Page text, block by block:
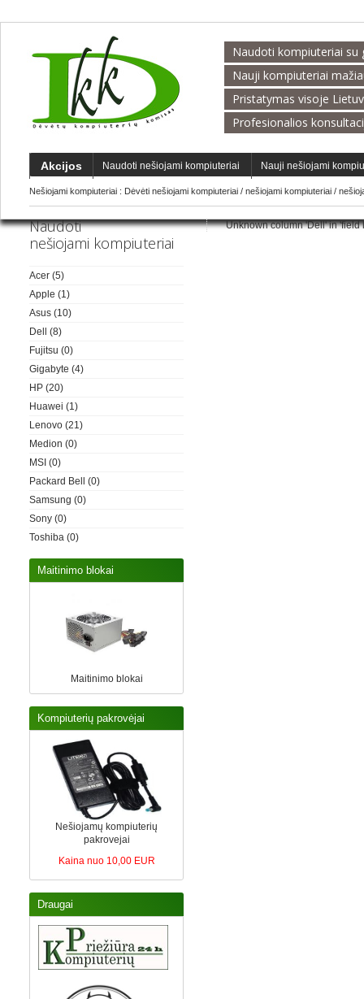
Naudoti kompiuteriai su
Nauji kompiuteriai
Pristatymas visoje
Profesionalios
Akcijos Naudoti nešiojami kompiuteriai Nauji nešiojami
Nešiojami kompiuteriai : Dėvėti nešiojami kompiuteriai / nešiojami kompiuteriai /
Naudoti
nešiojami kompiuteriai
Acer (5)
Apple (1)
Asus (10)
Dell
(8)
Fujitsu (0)
Gigabyte (4)
HP (20)
Huawei (1)
Lenovo (21)
Medion (0)
MSI (0)
Packard Bell
(0)
Samsung (0)
Sony (0)
Toshiba (0)
Maitinimo blokai
Maitinimo blokai
Kompiuterių pakrovėjai
Nešiojamų kompiuterių
pakrovejai
Kaina nuo 10,00 EUR
Draugai
Unknown column 'Dell' in 'field